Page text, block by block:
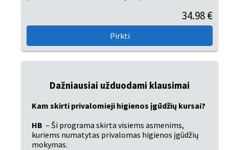
34.98 €
Dažniausiai užduodami klausimai
Kam skirti privalomieji higienos įgūdžių kursai?
HB – Ši programa skirta visiems asmenims,
kuriems numatytas privalomas higienos įgūdžių
mokymas.